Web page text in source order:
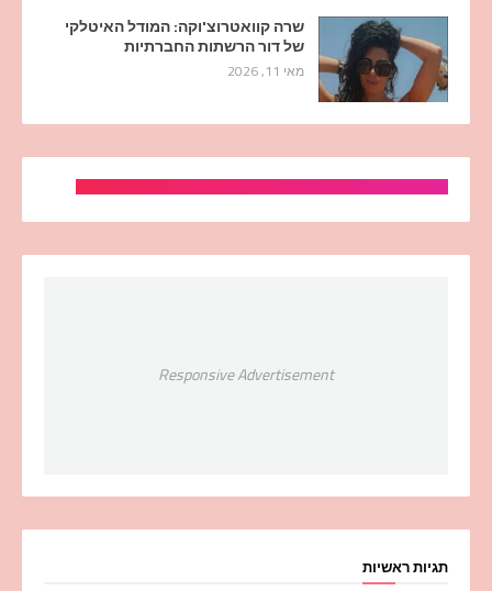
שרה קוואטרוצ'וקה: המודל האיטלקי
של דור הרשתות החברתיות
מאי 11, 2026
Responsive Advertisement
תגיות ראשיות